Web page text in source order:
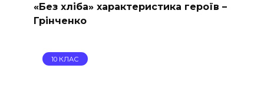
«Без хліба» характеристика героїв –
Грінченко
10 КЛАС